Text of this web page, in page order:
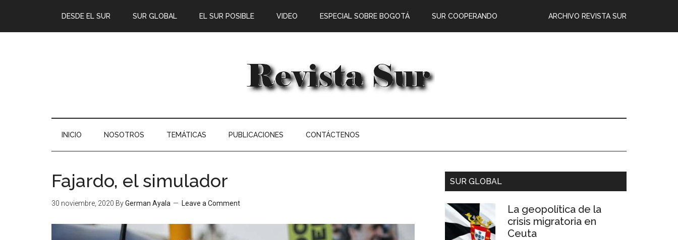
DESDE EL SUR SUR GLOBAL EL SUR POSIBLE ARCHIVO REVISTA SUR
VIDEO ESPECIAL SOBRE BOGOTÁ SUR COOPERANDO
INICIO NOSOTROS TEMÁTICAS PUBLICACIONES CONTÁCTENOS
Fajardo, el simulador
30 noviembre, 2020 ByGerman Ayala Leave a Comment
SUR GLOBAL
La geopolítica de la
crisis migratoria en
Ceuta